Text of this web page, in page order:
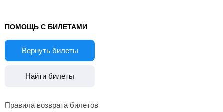
ПОМОЩЬ С БИЛЕТАМИ
Вернуть билеты
Найти билеты
Правила возврата билетов